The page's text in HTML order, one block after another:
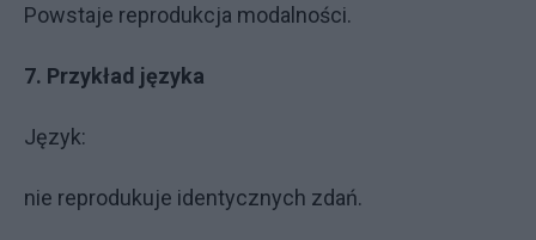
Powstaje reprodukcja modalności.
7. Przykład języka
Język:
nie reprodukuje identycznych zdań.